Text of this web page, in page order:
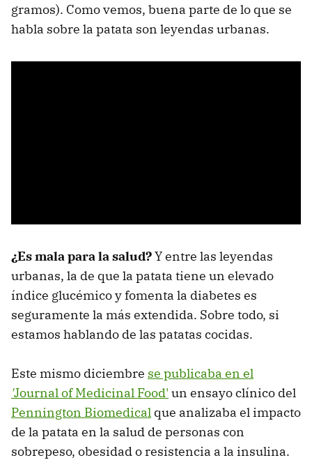
gramos). Como vemos, buena parte de lo que se
habla sobre la patata son leyendas urbanas.
¿Es mala para la salud?Y entre las leyendas
urbanas, la de que la patata tiene un elevado
índice glucémico y fomenta la diabetes es
seguramente la más extendida. Sobre todo, si
estamos hablando de las patatas cocidas.
Este mismo diciembre se publicaba en el
'Journal of Medicinal Food' un ensayo clínico del
Pennington Biomedical que analizaba el impacto
de la patata en la salud de personas con
sobrepeso, obesidad o resistencia a la insulina.